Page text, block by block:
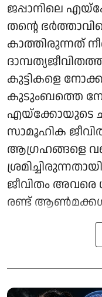
ജപ്പാനിലെ
തന്റെ
കാത്തിരുന്നത്
കുട്ടികളെ
കുടുംബത്തെ
എയ്ക്കോയുടെ
സാമൂഹിക
ആഗ്രഹങ്ങളെ
ജീവിതം അവരെ
രണ്ട്